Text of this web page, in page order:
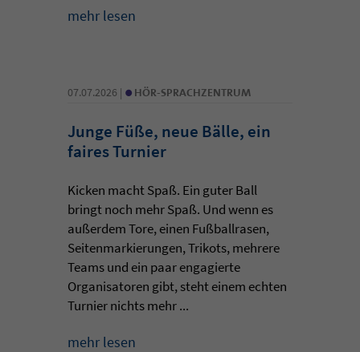
mehr lesen
07.07.2026 | • HÖR-SPRACHZENTRUM
Junge Füße, neue Bälle, ein
faires Turnier
Kicken macht Spaß. Ein guter Ball
bringt noch mehr Spaß. Und wenn es
außerdem Tore, einen Fußballrasen,
Seitenmarkierungen, Trikots, mehrere
Teams und ein paar engagierte
Organisatoren gibt, steht einem echten
Turnier nichts mehr ...
mehr lesen